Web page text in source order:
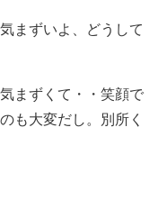
まずいよ、どうして
まずくて・・笑顔で
も大変だし。別所く